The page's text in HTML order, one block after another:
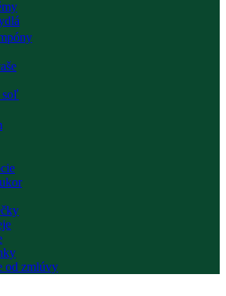
soľ
od zmlúvy